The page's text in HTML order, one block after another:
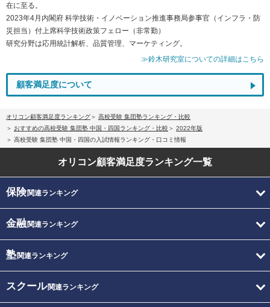
在に至る。
2023年4月内閣府 科学技術・イノベーション推進事務局参事官（インフラ・防
災担当）付上席科学技術政策フェロー（非常勤）
研究分野は応用統計解析、品質管理、マーケティング。
≫鈴木研究室についての詳細はこちら
顧客満足度について
オリコン顧客満足度ランキング
高校受験 集団塾ランキング・比較
おすすめの高校受験 集団塾 中国・四国ランキング・比較
2022年版
高校受験 集団塾 中国・四国の入試情報ランキング・口コミ情報
オリコン顧客満足度ランキング一覧
保険関連ランキング
金融関連ランキング
塾関連ランキング
スクール関連ランキング